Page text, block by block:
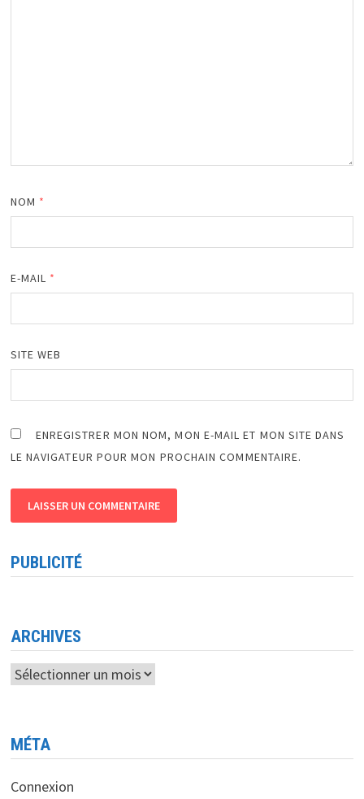
NOM *
E-MAIL *
SITE WEB
ENREGISTRER MON NOM, MON E-MAIL ET MON SITE DANS
LE NAVIGATEUR POUR MON PROCHAIN COMMENTAIRE.
PUBLICITÉ
ARCHIVES
Archives
MÉTA
Connexion